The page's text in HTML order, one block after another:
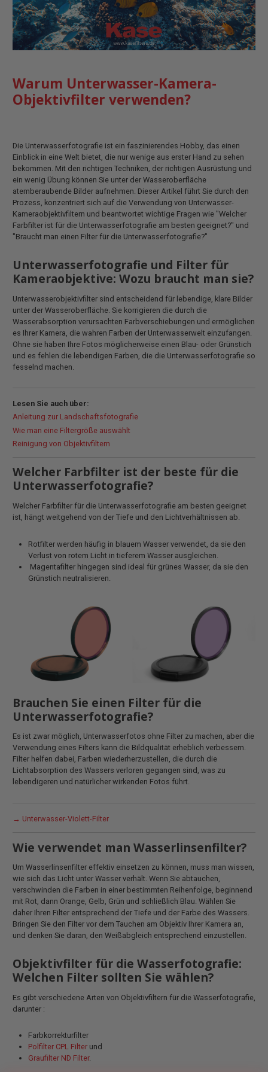
Warum Unterwasser-Kamera-
Objektivfilter verwenden?
Die Unterwasserfotografie ist ein faszinierendes Hobby, das einen
Einblick in eine Welt bietet, die nur wenige aus erster Hand zu sehen
bekommen. Mit den richtigen Techniken, der richtigen Ausrüstung und
ein wenig Übung können Sie unter der Wasseroberfläche
atemberaubende Bilder aufnehmen. Dieser Artikel führt Sie durch den
Prozess, konzentriert sich auf die Verwendung von Unterwasser-
Kameraobjektivfiltern und beantwortet wichtige Fragen wie "Welcher
Farbfilter ist für die Unterwasserfotografie am besten geeignet?" und
"Braucht man einen Filter für die Unterwasserfotografie?"
Unterwasserfotografie und Filter für
Kameraobjektive: Wozu braucht man sie?
Unterwasserobjektivfilter sind entscheidend für lebendige, klare Bilder
unter der Wasseroberfläche. Sie korrigieren die durch die
Wasserabsorption verursachten Farbverschiebungen und ermöglichen
es Ihrer Kamera, die wahren Farben der Unterwasserwelt einzufangen.
Ohne sie haben Ihre Fotos möglicherweise einen Blau- oder Grünstich
und es fehlen die lebendigen Farben, die die Unterwasserfotografie so
fesselnd machen.
Lesen Sie auch über:
Anleitung zur Landschaftsfotografie
Wie man eine Filtergröße auswählt
Reinigung von Objektivfiltern
Welcher Farbfilter ist der beste für die
Unterwasserfotografie?
Welcher Farbfilter für die Unterwasserfotografie am besten geeignet
ist, hängt weitgehend von der Tiefe und den Lichtverhältnissen ab.
Rotfilter werden häufig in blauem Wasser verwendet, da sie den
Verlust von rotem Licht in tieferem Wasser ausgleichen.
Magentafilter hingegen sind ideal für grünes Wasser, da sie den
Grünstich neutralisieren.
Brauchen Sie einen Filter für die
Unterwasserfotografie?
Es ist zwar möglich, Unterwasserfotos ohne Filter zu machen, aber die
Verwendung eines Filters kann die Bildqualität erheblich verbessern.
Filter helfen dabei, Farben wiederherzustellen, die durch die
Lichtabsorption des Wassers verloren gegangen sind, was zu
lebendigeren und natürlicher wirkenden Fotos führt.
→ Unterwasser-Violett-Filter
Wie verwendet man Wasserlinsenfilter?
Um Wasserlinsenfilter effektiv einsetzen zu können, muss man wissen,
wie sich das Licht unter Wasser verhält. Wenn Sie abtauchen,
verschwinden die Farben in einer bestimmten Reihenfolge, beginnend
mit Rot, dann Orange, Gelb, Grün und schließlich Blau. Wählen Sie
daher Ihren Filter entsprechend der Tiefe und der Farbe des Wassers.
Bringen Sie den Filter vor dem Tauchen am Objektiv Ihrer Kamera an,
und denken Sie daran, den Weißabgleich entsprechend einzustellen.
Objektivfilter für die Wasserfotografie:
Welchen Filter sollten Sie wählen?
Es gibt verschiedene Arten von Objektivfiltern für die Wasserfotografie,
darunter :
Farbkorrekturfilter
Polfilter CPL Filterund
Graufilter ND Filter.